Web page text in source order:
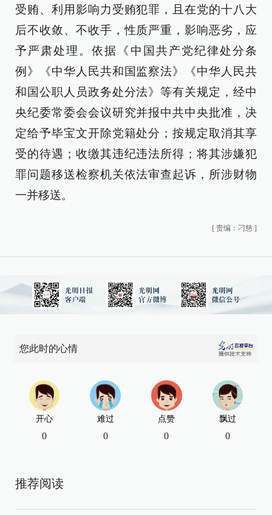
受贿、利用影响力受贿犯罪，且在党的十八大
后不收敛、不收手，性质严重，影响恶劣，应
予严肃处理。依据《中国共产党纪律处分条
例》《中华人民共和国监察法》《中华人民共
和国公职人员政务处分法》等有关规定，经中
央纪委常委会会议研究并报中共中央批准，决
定给予毕宝文开除党籍处分；按规定取消其享
受的待遇；收缴其违纪违法所得；将其涉嫌犯
罪问题移送检察机关依法审查起诉，所涉财物
一并移送。
[ 责编：刁慈 ]
您此时的心情
开心
0
难过
0
点赞
0
飘过
0
推荐阅读